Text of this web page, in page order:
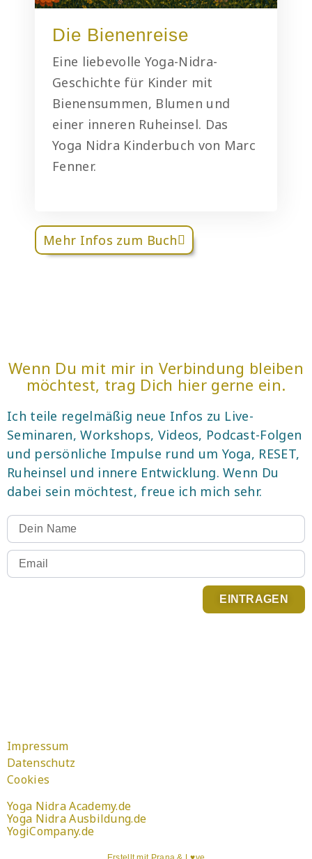
Die Bienenreise
Eine liebevolle Yoga-Nidra-
Geschichte für Kinder mit
Bienensummen, Blumen und
einer inneren Ruheinsel. Das
Yoga Nidra Kinderbuch von Marc
Fenner.
Mehr Infos zum Buch
Wenn Du mit mir in Verbindung bleiben
möchtest, trag Dich hier gerne ein.
Ich teile regelmäßig neue Infos zu Live-
Seminaren, Workshops, Videos, Podcast-Folgen
und persönliche Impulse rund um Yoga, RESET,
Ruheinsel und innere Entwicklung. Wenn Du
dabei sein möchtest, freue ich mich sehr.
EINTRAGEN
Impressum
Datenschutz
Cookies
Yoga Nidra Academy.de
Yoga Nidra Ausbildung.de
YogiCompany.de